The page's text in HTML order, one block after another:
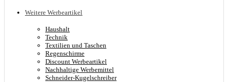
Weitere Werbeartikel
Haushalt
Technik
Textilien und Taschen
Regenschirme
Discount Werbeartikel
Nachhaltige Werbemittel
Schneider-Kugelschreiber